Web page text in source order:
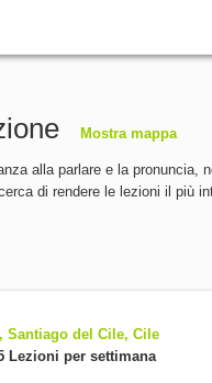
Mostra mappa
alla parlare e la pronuncia,
di rendere le lezioni il più
Santiago del Cile, Cile
Lezioni per settimana